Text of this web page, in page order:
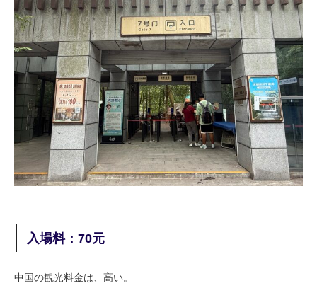
入場料：70元
中国の観光料金は、高い。